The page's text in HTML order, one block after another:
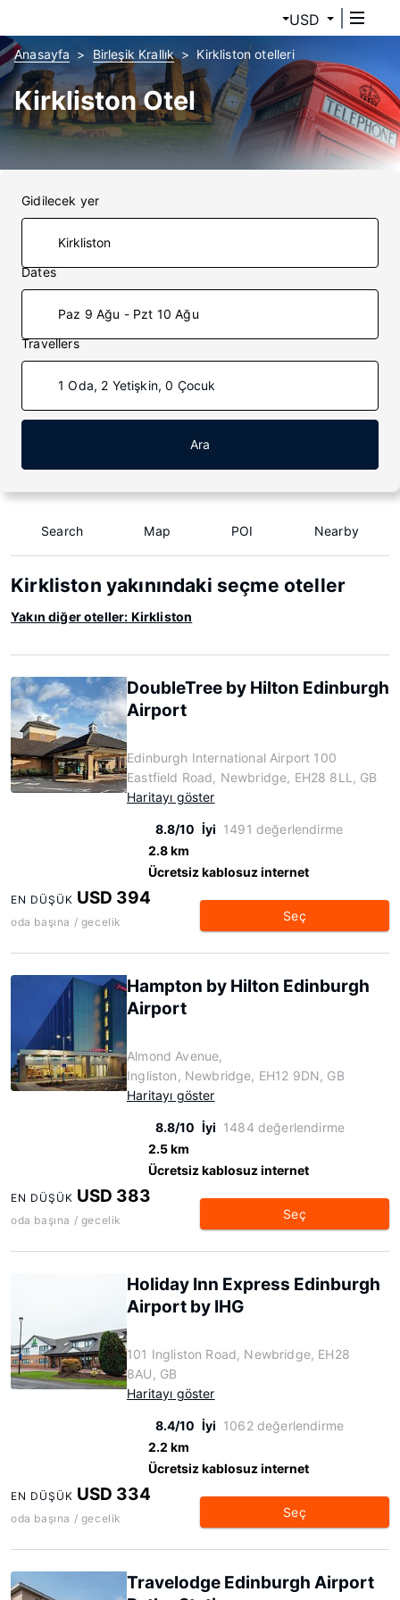
USD
Anasayfa Birleşik Krallık Kirkliston otelleri
Kirkliston Otel
Gidilecek yer
Dates
Paz 9 Ağu - Pzt 10 Ağu
Travellers
1 Oda, 2 Yetişkin, 0 Çocuk
Ara
Search Map POI Nearby
Kirkliston yakınındaki seçme oteller
Yakın diğer oteller: Kirkliston
DoubleTree by Hilton Edinburgh
Airport
Edinburgh International Airport 100
Eastfield Road, Newbridge, EH28 8LL, GB
Haritayı göster
8.8/10 İyi 1491 değerlendirme
2.8 km
Ücretsiz kablosuz internet
EN DÜŞÜK USD 394
oda başına / gecelik Seç
Hampton by Hilton Edinburgh
Airport
Almond Avenue,
Ingliston, Newbridge, EH12 9DN, GB
Haritayı göster
8.8/10 İyi 1484 değerlendirme
2.5 km
Ücretsiz kablosuz internet
EN DÜŞÜK USD 383
oda başına / gecelik Seç
Holiday Inn Express Edinburgh
Airport by IHG
101 Ingliston Road, Newbridge, EH28
8AU, GB
Haritayı göster
8.4/10 İyi 1062 değerlendirme
2.2 km
Ücretsiz kablosuz internet
EN DÜŞÜK USD 334
oda başına / gecelik Seç
Travelodge Edinburgh Airport